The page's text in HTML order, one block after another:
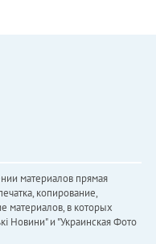
материалов прямая
копирование,
материалов, в которых
Новини" и "Украинская Фото